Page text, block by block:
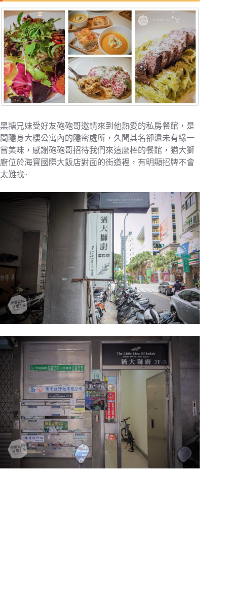
黑糖兄妹受好友砲砲哥邀請來到他熱愛的私房餐館，是
間隱身大樓公寓內的隱密處所，久聞其名卻還未有緣一
嘗美味，感謝砲砲哥招待我們來這麼棒的餐館，猶大獅
廚位於海寶國際大飯店對面的街道裡，有明顯招牌不會
太難找~